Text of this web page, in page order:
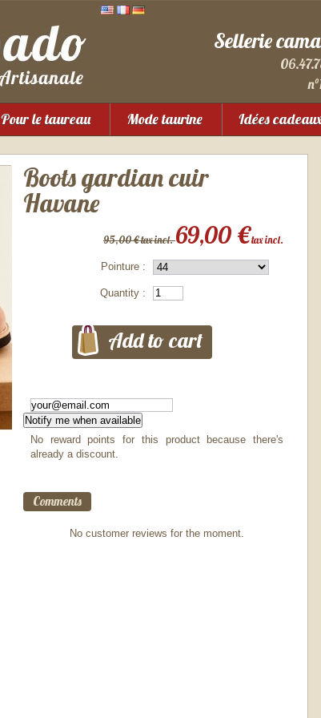
Sellerie
Pour le taureau Mode taurine Idées
Boots gardian cuir
Havane
95,00 € tax incl.69,00 €tax incl.
Pointure :
Quantity :
Notify me when available
No reward points for this product because there's
already a discount.
Comments
No customer reviews for the moment.